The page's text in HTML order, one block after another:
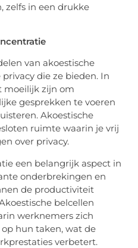
zelfs in een drukke
van akoestische
die ze bieden. In
moeilijk zijn om
gesprekken te voeren
Akoestische
ruimte waarin je vrij
over privacy.
een belangrijk aspect in
onderbrekingen en
de productiviteit
belcellen
werknemers zich
hun taken, wat de
verbetert.